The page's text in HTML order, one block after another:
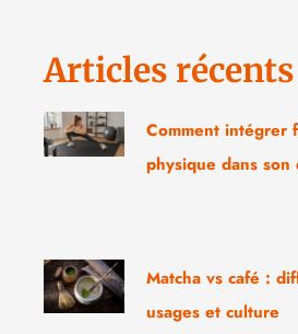
Articles récents
Comment intégrer
physique dans son
Matcha vs café :
usages et culture